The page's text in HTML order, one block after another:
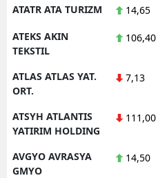
ATATR ATA TURIZM 14,65
ATEKS AKIN
TEKSTIL
106,40
ATLAS ATLAS YAT.
ORT.
7,13
ATSYH ATLANTIS
YATIRIM HOLDING
111,00
AVGYO AVRASYA
GMYO
14,50